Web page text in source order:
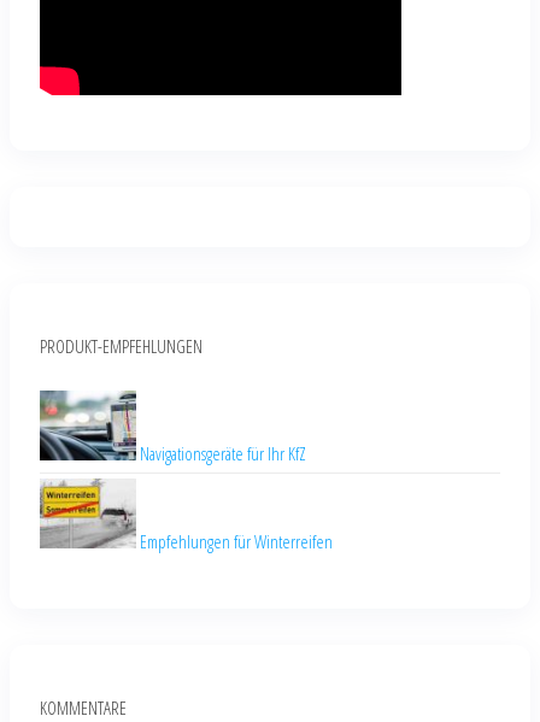
PRODUKT-EMPFEHLUNGEN
Navigationsgeräte für Ihr KfZ
Empfehlungen für Winterreifen
KOMMENTARE